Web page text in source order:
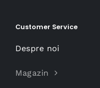
Customer Service
Despre noi
Magazin